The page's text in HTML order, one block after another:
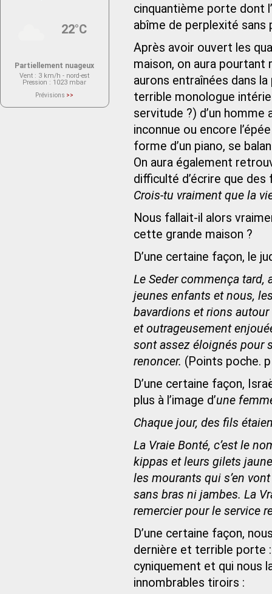
cinquantième porte dont
abîme de perplexité sans
Après avoir ouvert les
maison, on aura pourtant
aurons entraînées dans
terrible monologue
servitude ?) d’un
inconnue ou encore
forme d’un piano, se
On aura également
difficulté d’écrire que
Crois-tu vraiment que la
Nous fallait-il alors
cette grande maison ?
D’une certaine façon, le
Le Seder commença tard,
jeunes enfants et nous,
bavardions et rions
et outrageusement
sont assez éloignés pour
renoncer. (Points poche.
D’une certaine façon,
plus à l’image d’une
Chaque jour, des fils
La Vraie Bonté, c’est le
kippas et leurs gilets
les mourants qui s’en
sans bras ni jambes. La
remercier pour le service
D’une certaine façon,
dernière et terrible porte :
cyniquement et qui nous
innombrables tiroirs :
22°C
Partiellement nuageux
Vent : 3 km/h - nord-est
Pression : 1023 mbar
Prévisions >>
actuellement aucune prévision